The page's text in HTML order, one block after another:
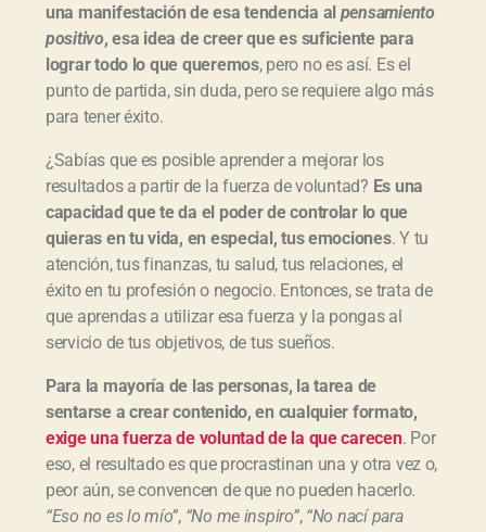
una manifestación de esa tendencia al pensamiento
positivo, esa idea de creer que es suficiente para
lograr todo lo que queremos, pero no es así. Es el
punto de partida, sin duda, pero se requiere algo más
para tener éxito.
¿Sabías que es posible aprender a mejorar los
resultados a partir de la fuerza de voluntad? Es una
capacidad que te da el poder de controlar lo que
quieras en tu vida, en especial, tus emociones. Y tu
atención, tus finanzas, tu salud, tus relaciones, el
éxito en tu profesión o negocio. Entonces, se trata de
que aprendas a utilizar esa fuerza y la pongas al
servicio de tus objetivos, de tus sueños.
Para la mayoría de las personas, la tarea de
sentarse a crear contenido, en cualquier formato,
exige una fuerza de voluntad de la que carecen. Por
eso, el resultado es que procrastinan una y otra vez o,
peor aún, se convencen de que no pueden hacerlo.
“Eso no es lo mío”, “No me inspiro”, “No nací para